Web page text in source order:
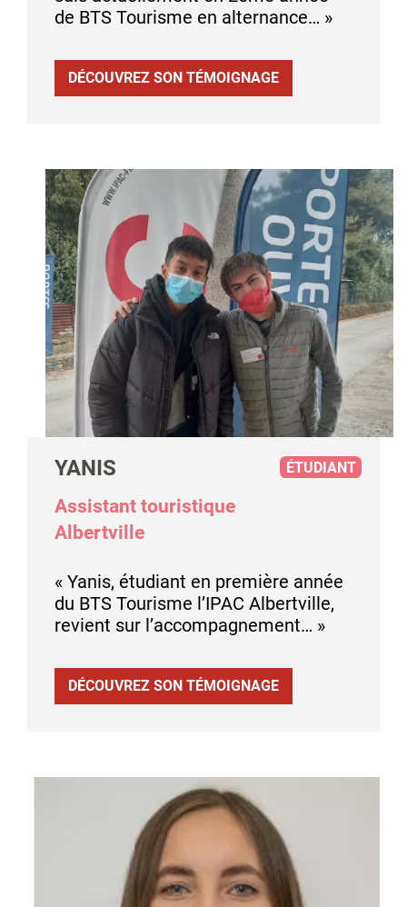
de BTS Tourisme en alternance… »
DÉCOUVREZ SON TÉMOIGNAGE
YANIS
Assistant touristique
Albertville
« Yanis, étudiant en première année
du BTS Tourisme l’IPAC Albertville,
revient sur l’accompagnement… »
ÉTUDIANT
DÉCOUVREZ SON TÉMOIGNAGE